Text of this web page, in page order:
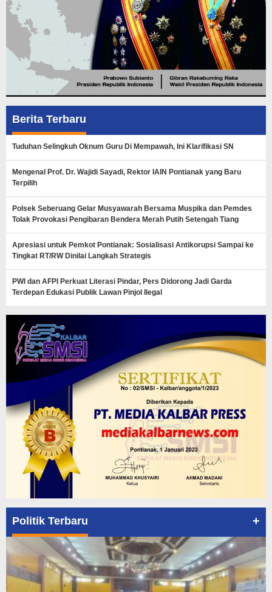
Berita Terbaru
Tuduhan Selingkuh Oknum Guru Di Mempawah, Ini Klarifikasi SN
Mengenal Prof. Dr. Wajidi Sayadi, Rektor IAIN Pontianak yang Baru
Terpilih
Polsek Seberuang Gelar Musyawarah Bersama Muspika dan Pemdes
Tolak Provokasi Pengibaran Bendera Merah Putih Setengah Tiang
Apresiasi untuk Pemkot Pontianak: Sosialisasi Antikorupsi Sampai ke
Tingkat RT/RW Dinilai Langkah Strategis
PWI dan AFPI Perkuat Literasi Pindar, Pers Didorong Jadi Garda
Terdepan Edukasi Publik Lawan Pinjol Ilegal
Politik Terbaru +